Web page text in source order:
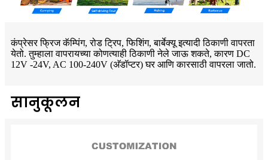
कंप्रेसर फ्रिज कॅम्पिंग, रोड ट्रिप, फिशिंग, बार्बेक्यू इत्यादी ठिकाणी वापरता
येतो. तुम्हाला वापरायच्या कोणत्याही ठिकाणी नेले जाऊ शकते, कारण DC
12V -24V, AC 100-240V (अ‍ॅडॉप्टर) घर आणि कारसाठी वापरला जातो.
सानुकूलन